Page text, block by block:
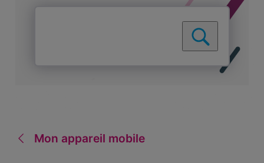
Mon appareil mobile